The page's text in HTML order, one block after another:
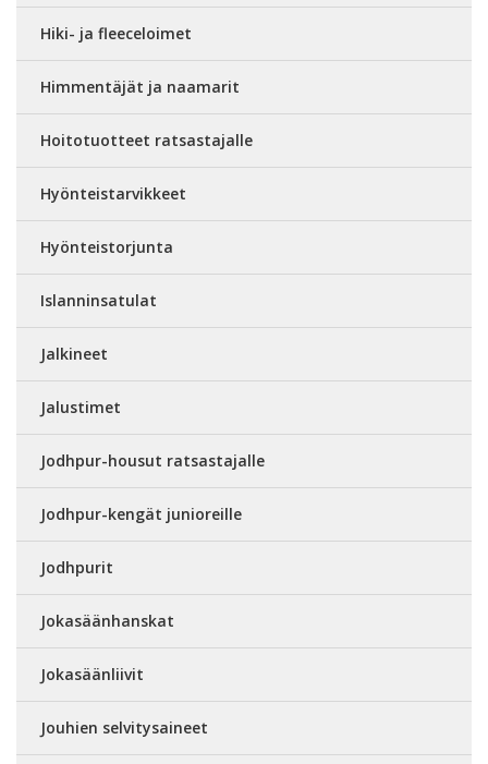
Hiki- ja fleeceloimet
Himmentäjät ja naamarit
Hoitotuotteet ratsastajalle
Hyönteistarvikkeet
Hyönteistorjunta
Islanninsatulat
Jalkineet
Jalustimet
Jodhpur-housut ratsastajalle
Jodhpur-kengät junioreille
Jodhpurit
Jokasäänhanskat
Jokasäänliivit
Jouhien selvitysaineet